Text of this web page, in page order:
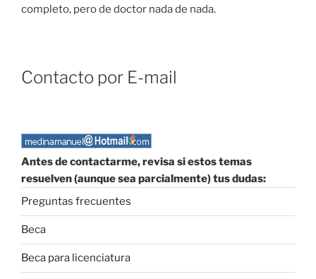
completo, pero de doctor nada de nada.
Contacto por E-mail
Antes de contactarme, revisa si estos temas
resuelven (aunque sea parcialmente) tus dudas:
Preguntas frecuentes
Beca
Beca para licenciatura